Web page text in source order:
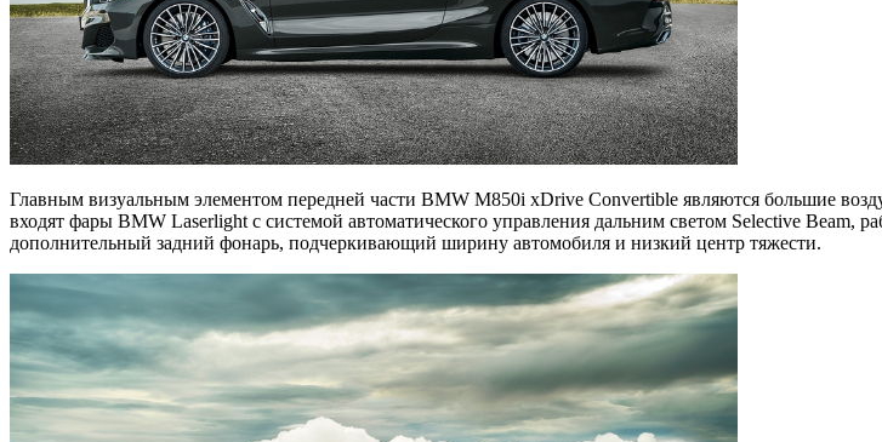
Главным визуальным элементом передней части BMW M850i xDrive Convertible являются большие
входят фары BMW Laserlight с системой автоматического управления дальним светом Selective Beam,
дополнительный задний фонарь, подчеркивающий ширину автомобиля и низкий центр тяжести.